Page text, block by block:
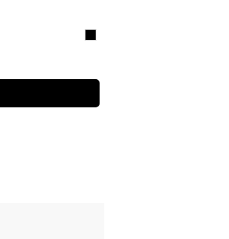
Negro